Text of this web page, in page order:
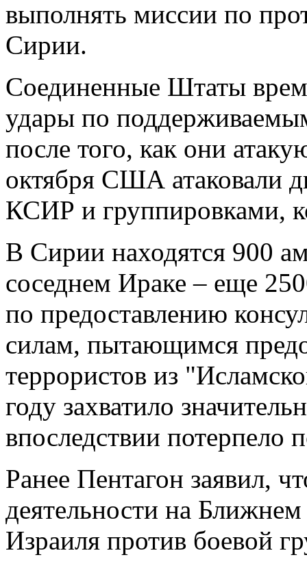
выполнять миссии по
Сирии.
Соединенные Штаты
удары по
после того, как они
октября США атаковали
КСИР и группировками,
В Сирии находятся 900
соседнем Ираке – еще
по предоставлению
силам, пытающимся
террористов из
году захватило
впоследствии потерпело
Ранее Пентагон заявил,
деятельности на
Израиля против боевой